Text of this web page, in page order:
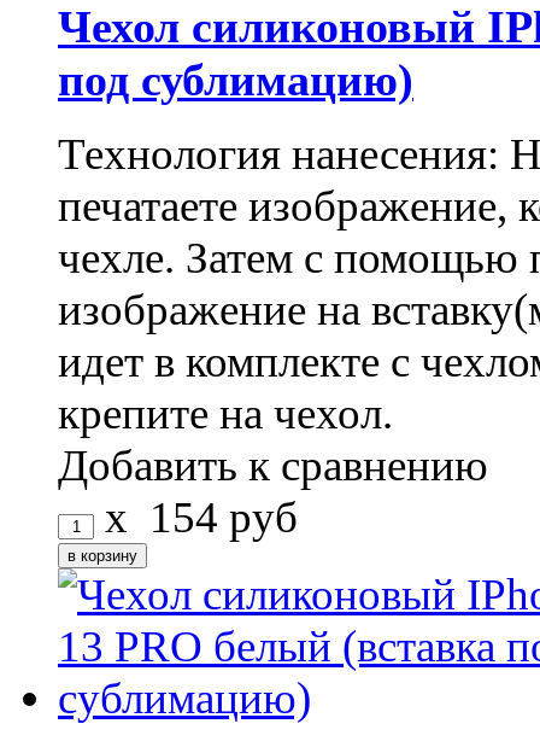
Чехол силиконовый
под сублимацию)
Технология нанесения:
печатаете изображение,
чехле. Затем с помощью
изображение на
идет в комплекте с
крепите на чехол.
Добавить к сравнению
x 154 руб